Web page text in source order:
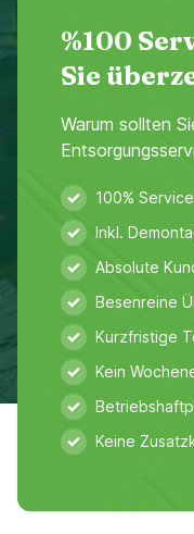
%100
Sie
Warum sollten
100%
Inkl.
Absolute
Besenreine
Kurzfristige
Kein
Keine